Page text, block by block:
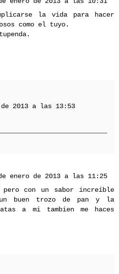
la vida para hacer
como el tuyo.
2013 a las 13:53
enero de 2013 a las 11:25
con un sabor increíble
buen trozo de pan y la
a mi tambien me haces